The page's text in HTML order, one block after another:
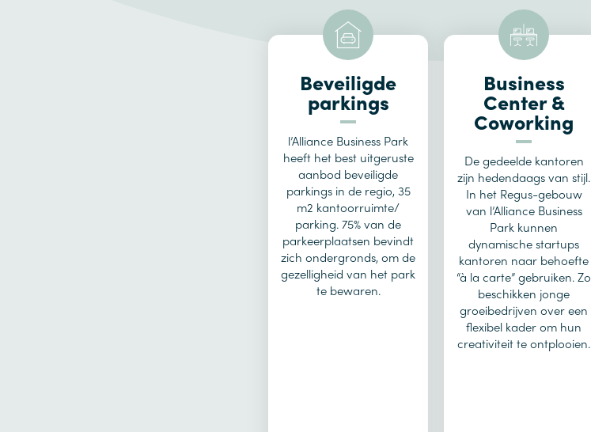
Beveiligde
parkings
l’Alliance Business Park
heeft het best uitgeruste
aanbod beveiligde
parkings in de regio, 35
m2 kantoorruimte/
parking. 75% van de
parkeerplaatsen bevindt
zich ondergronds, om de
gezelligheid van het park
te bewaren.
Business
Center &
Coworking
De gedeelde kantoren
zijn hedendaags van stijl.
In het Regus-gebouw
van l’Alliance Business
Park kunnen
dynamische startups
kantoren naar behoefte
“à la carte” gebruiken. Zo
beschikken jonge
groeibedrijven over een
flexibel kader om hun
creativiteit te ontplooien.